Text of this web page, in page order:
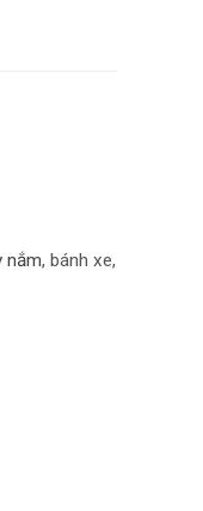
nắm, bánh xe,